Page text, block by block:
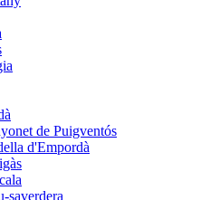
de Puigventós
d'Empordà
saverdera